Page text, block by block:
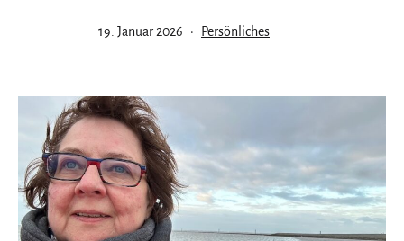
Veröffentlicht
19. Januar 2026
Kategorisiert
Persönliches